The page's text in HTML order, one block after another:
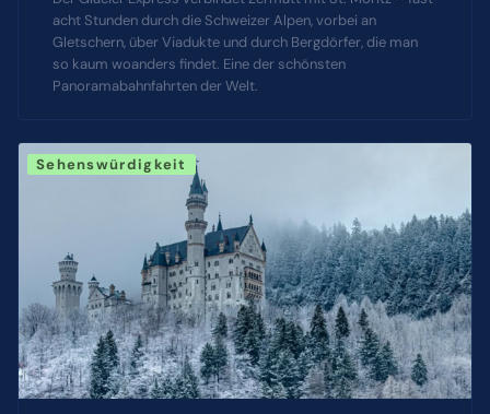
acht Stunden durch die Schweizer Alpen, vorbei an
Gletschern, über Viadukte und durch Bergdörfer, die man
so kaum woanders findet. Eine der schönsten
Panoramabahnfahrten der Welt.
Sehenswürdigkeit